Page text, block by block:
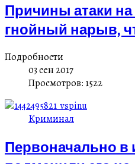
Причины атаки
гнойный нарыв,
Подробности
03 сен 2017
Просмотров: 1522
Криминал
Первоначально в